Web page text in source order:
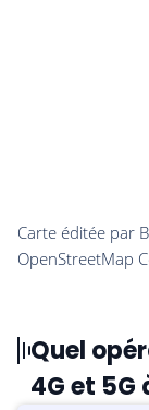
Quel
4G et 5G